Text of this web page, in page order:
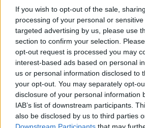
If you wish to opt-out of the sale,
processing of your personal or
targeted advertising by us, please use
section to confirm your selection.
opt-out request is processed you may
interest-based ads based on personal
us or personal information disclosed to
your opt-out. You may separately opt-
disclosure of your personal information
IAB’s list of downstream participants.
also be disclosed by us to third parties
Downstream Participants that may
Aukció neve: 64. Őszi képaukció
Aukció dátuma: 2020.09.18
Aukció ideje: 18:00
Aukció helye: Hotel Marriott
Tételszám: 111
Eladó adatai